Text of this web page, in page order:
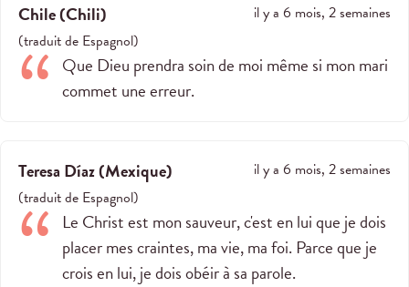
Chile(Chili)
il y a 6 mois, 2 semaines
(traduit de Espagnol)
Que Dieu prendra soin de moi même si mon mari
commet une erreur.
Teresa Díaz(Mexique)
il y a 6 mois, 2 semaines
(traduit de Espagnol)
Le Christ est mon sauveur, c'est en lui que je dois
placer mes craintes, ma vie, ma foi. Parce que je
crois en lui, je dois obéir à sa parole.